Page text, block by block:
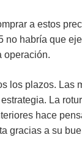
a estos
no habría que
operación.
los plazos. Las
La
hace
gracias a su